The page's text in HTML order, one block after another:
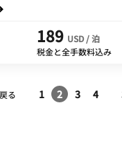
189 USD / 泊
税金と全手数料込み
戻る 1 2 3 4